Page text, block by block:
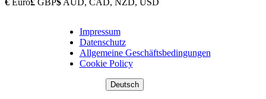
Copyright
Footer
Impressum
Datenschutz
Allgemeine Geschäftsbedingungen
Cookie Policy
Deutsch